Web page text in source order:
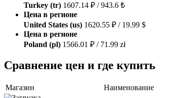
Turkey (tr) 1607.14 ₽ / 943.6 ₺
Цена в регионе
United States (us) 1620.55 ₽ / 19.99 $
Цена в регионе
Poland (pl) 1566.01 ₽ / 71.99 zł
Сравнение цен и где купить
Магазин Наименование